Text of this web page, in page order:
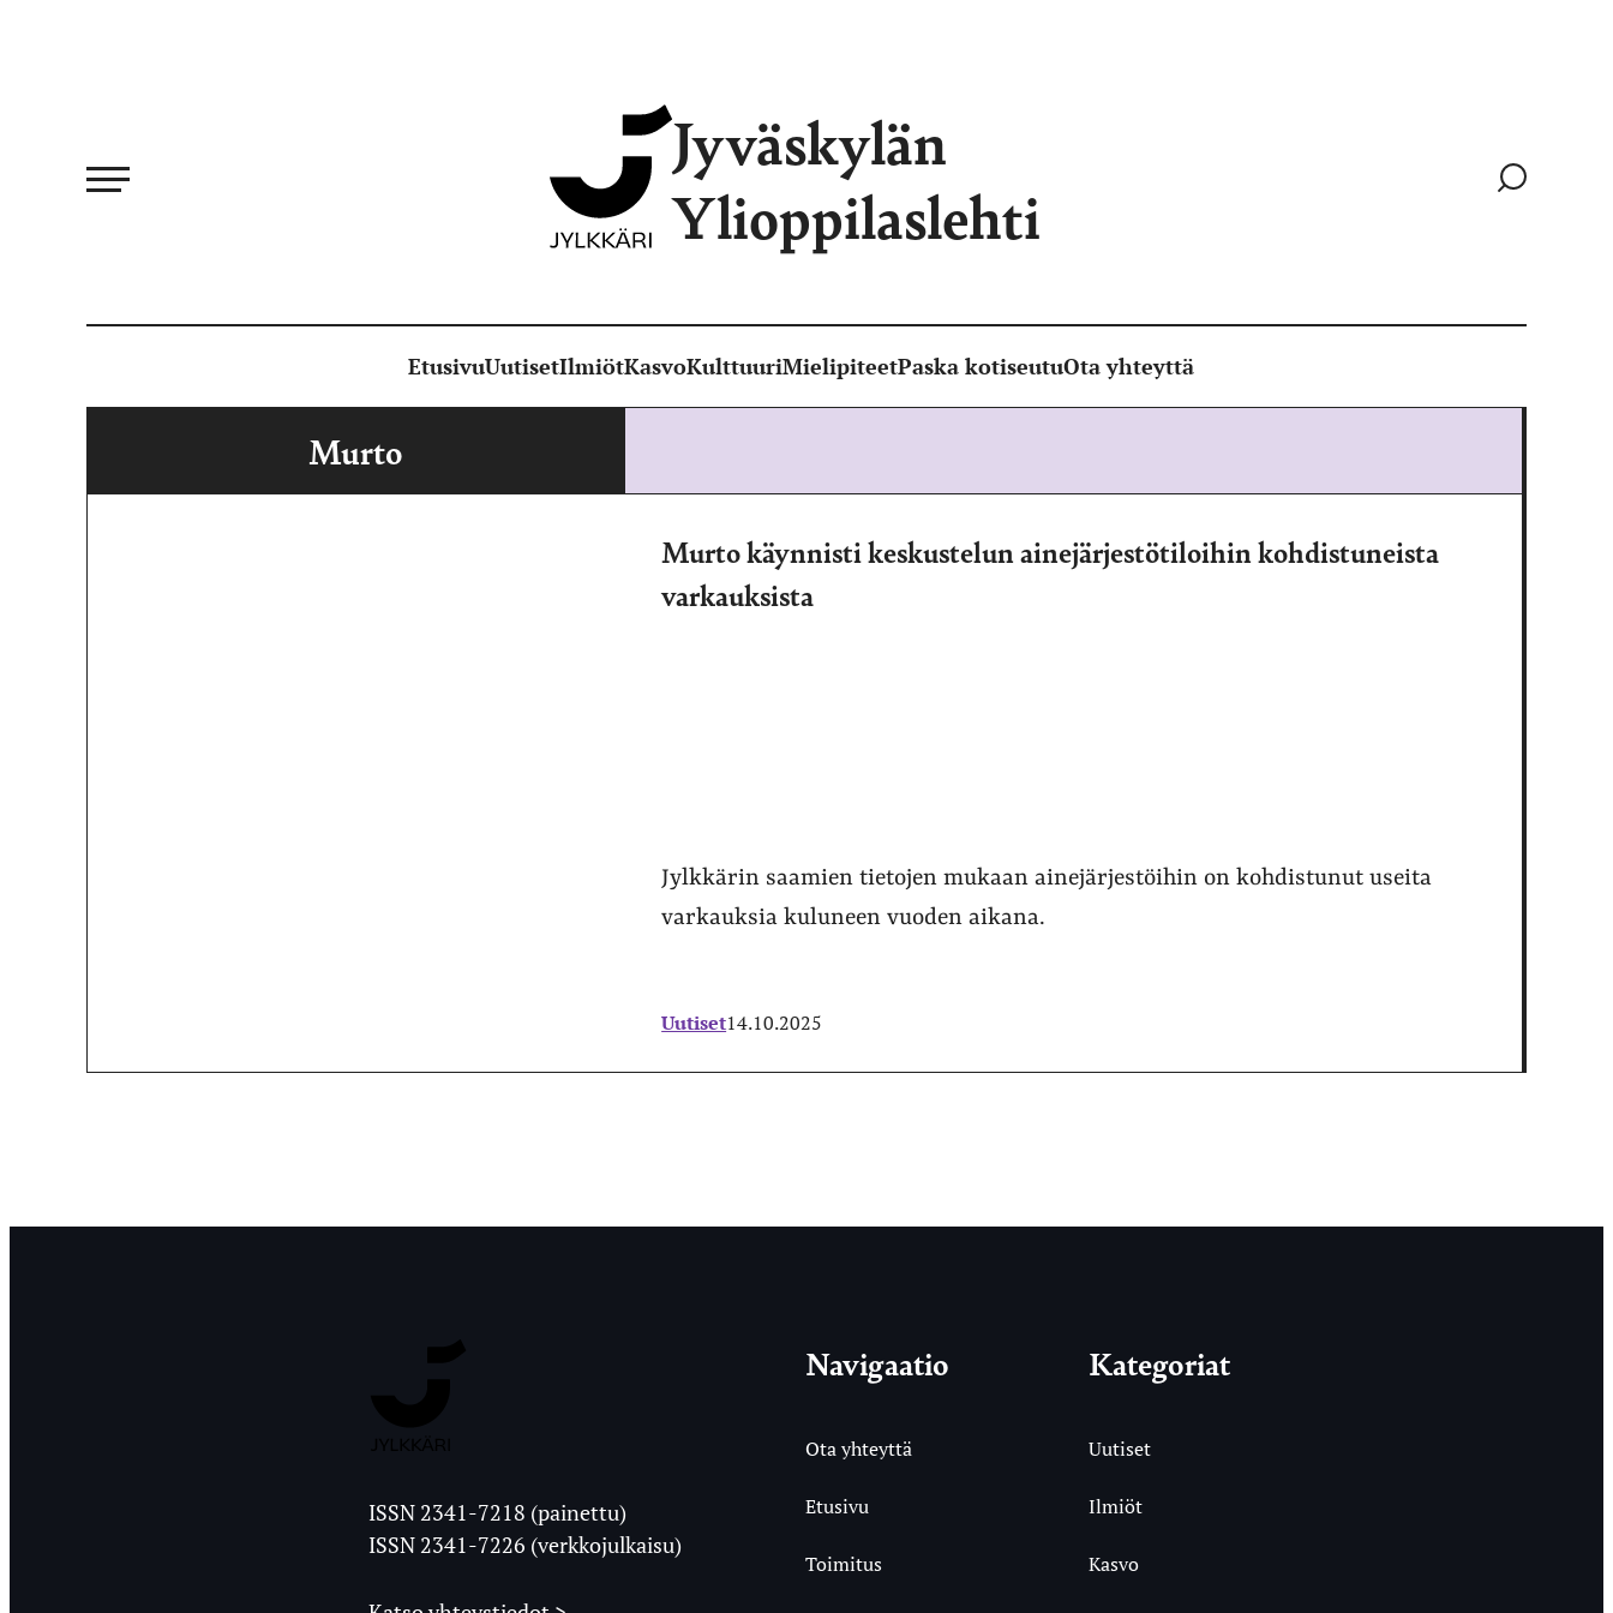
Jyväskylän
Ylioppilaslehti
Siirry
EtusivuUutisetIlmiötKasvoKulttuuriMielipiteetPaska kotiseutuOta yhteyttä
Murto
Murto käynnisti keskustelun ainejärjestötiloihin kohdistuneista
varkauksista
Jylkkärin saamien tietojen mukaan ainejärjestöihin on kohdistunut useita
varkauksia kuluneen vuoden aikana.
Uutiset14.10.2025
Ylioppilaslehti
ISSN 2341-7218 (painettu)
ISSN 2341-7226 (verkkojulkaisu)
Navigaatio
Ota yhteyttä
Etusivu
Toimitus
Kategoriat
Uutiset
Ilmiöt
Kasvo